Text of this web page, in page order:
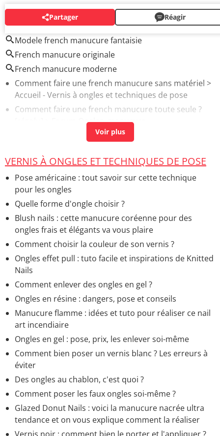
Partager Réagir
AUTOUR DU MÊME SUJET
Modele french manucure fantaisie
French manucure originale
French manucure moderne
Comment faire une french manucure sans matériel >
Accueil - Vernis à ongles et techniques de pose
Comment faire une french manucure toute seule ?
Forum Ongles, manucure
> Accueil - Colorations et techniques
ongles et techniques de pose
Epsom salt in french> Accueil - Remèdes naturels et
autres médecines douces
VERNIS À ONGLES ET TECHNIQUES DE POSE
Pose américaine : tout savoir sur cette technique
pour les ongles
Quelle forme d'ongle choisir ?
Blush nails : cette manucure coréenne pour des
ongles frais et élégants va vous plaire
Comment choisir la couleur de son vernis ?
Ongles effet pull : tuto facile et inspirations de Knitted
Nails
Comment enlever des ongles en gel ?
Ongles en résine : dangers, pose et conseils
Manucure flamme : idées et tuto pour réaliser ce nail
art incendiaire
Ongles en gel : pose, prix, les enlever soi-même
Comment bien poser un vernis blanc ? Les erreurs à
éviter
Des ongles au chablon, c'est quoi ?
Comment poser les faux ongles soi-même ?
Glazed Donut Nails : voici la manucure nacrée ultra
tendance et on vous explique comment la réaliser